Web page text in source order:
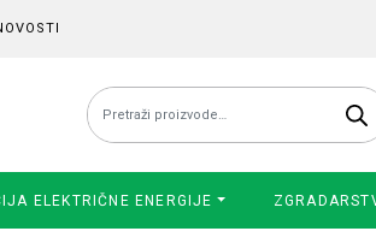
Pretraži:
ELEKTRIČNE ENERGIJE